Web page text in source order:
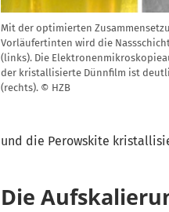
Mit der optimierten
Vorläufertinten wird die
(links). Die
der kristallisierte Dünnfilm ist
(rechts). © HZB
und die Perowskite
Die